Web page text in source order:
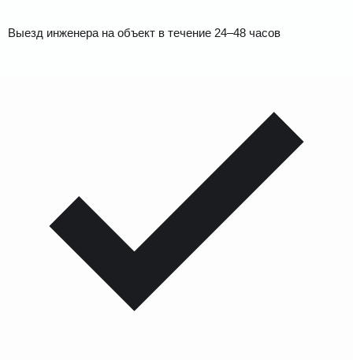
Выезд инженера на объект в течение 24–48 часов